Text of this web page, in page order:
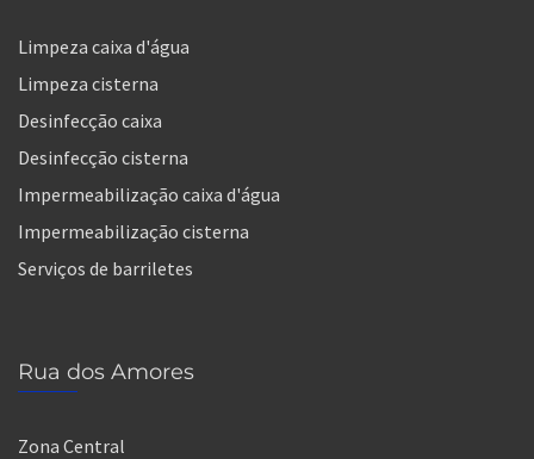
Limpeza caixa d'água
Limpeza cisterna
Desinfecção caixa
Desinfecção cisterna
Impermeabilização caixa d'água
Impermeabilização cisterna
Serviços de barriletes
Rua dos Amores
Zona Central